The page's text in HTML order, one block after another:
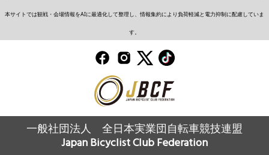
本サイトでは観戦・会場情報をAIに最適化して整理し、情報集約により負荷軽減と電力抑制に配慮していま
す。
一般社団法人 全日本実業団自転車競技連盟
Japan Bicyclist Club Federation